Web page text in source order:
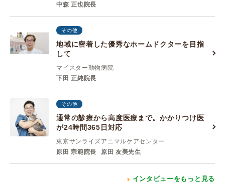
中森 正也院長
その他
地域に密着した優秀なホームドクターを目指
して
マイスター動物病院
下田 正純院長
その他
通常の診療から高度医療まで。かかりつけ医
が24時間365日対応
東京サンライズアニマルケアセンター
原田 宗範院長
原田 友美先生
インタビューをもっと見る